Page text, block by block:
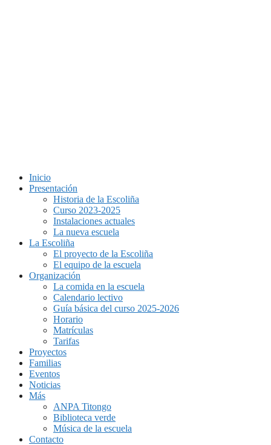
Inicio
Presentación
Historia de la Escoliña
Curso 2023-2025
Instalaciones actuales
La nueva escuela
La Escoliña
El proyecto de la Escoliña
El equipo de la escuela
Organización
La comida en la escuela
Calendario lectivo
Guía básica del curso 2025-2026
Horario
Matrículas
Tarifas
Proyectos
Familias
Eventos
Noticias
Más
ANPA Titongo
Biblioteca verde
Música de la escuela
Contacto